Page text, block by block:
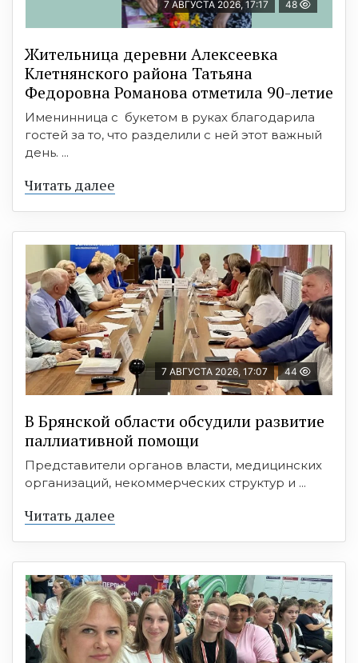
7 АВГУСТА 2026, 17:17 48
Жительница деревни Алексеевка
Клетнянского района Татьяна
Федоровна Романова отметила 90-летие
Именинница с букетом в руках благодарила
гостей за то, что разделили с ней этот важный
день. ...
Читать далее
7 АВГУСТА 2026, 17:07 44
В Брянской области обсудили развитие
паллиативной помощи
Представители органов власти, медицинских
организаций, некоммерческих структур и ...
Читать далее